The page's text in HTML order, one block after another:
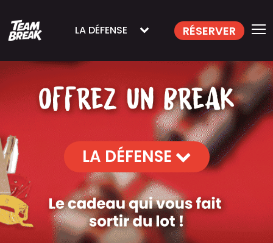
LA DÉFENSE RÉSERVER
LA DÉFENSE